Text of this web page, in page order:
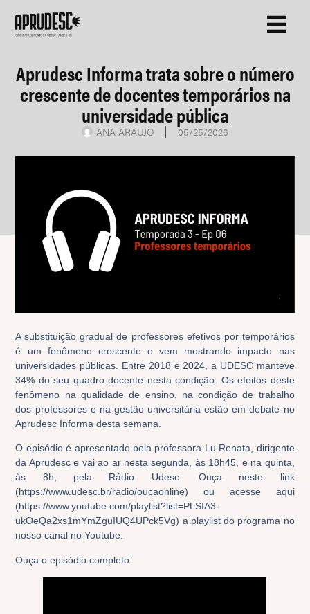
Aprudesc Informa trata sobre o número
crescente de docentes temporários na
universidade pública
ANA ARAUJO 05/25/2026
A substituição gradual de professores efetivos por temporários
é um fenômeno crescente e vem mostrando impacto nas
universidades públicas. Entre 2018 e 2024, a UDESC manteve
34% do seu quadro docente nesta condição. Os efeitos deste
fenômeno na qualidade de ensino, na condição de trabalho
dos professores e na gestão universitária estão em debate no
Aprudesc Informa desta semana.
O episódio é apresentado pela professora Lu Renata, dirigente
da Aprudesc e vai ao ar nesta segunda, às 18h45, e na quinta,
às 8h, pela Rádio Udesc. Ouça neste link
(https://www.udesc.br/radio/oucaonline) ou acesse aqui
(https://www.youtube.com/playlist?list=PLSIA3-
ukOeQa2xs1mYmZguIUQ4UPck5Vg) a playlist do programa no
nosso canal no Youtube.
Ouça o episódio completo: